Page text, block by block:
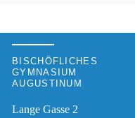
BISCHÖFLICHES
GYMNASIUM
AUGUSTINUM
Lange Gasse 2